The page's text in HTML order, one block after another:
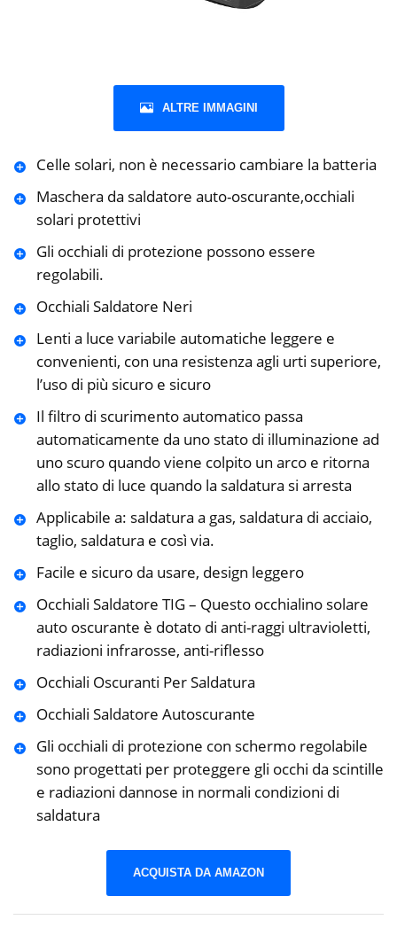
ALTRE IMMAGINI
Celle solari, non è necessario cambiare la batteria
Maschera da saldatore auto-oscurante,occhiali
solari protettivi
Gli occhiali di protezione possono essere
regolabili.
Occhiali Saldatore Neri
Lenti a luce variabile automatiche leggere e
convenienti, con una resistenza agli urti superiore,
l’uso di più sicuro e sicuro
Il filtro di scurimento automatico passa
automaticamente da uno stato di illuminazione ad
uno scuro quando viene colpito un arco e ritorna
allo stato di luce quando la saldatura si arresta
Applicabile a: saldatura a gas, saldatura di acciaio,
taglio, saldatura e così via.
Facile e sicuro da usare, design leggero
Occhiali Saldatore TIG – Questo occhialino solare
auto oscurante è dotato di anti-raggi ultravioletti,
radiazioni infrarosse, anti-riflesso
Occhiali Oscuranti Per Saldatura
Occhiali Saldatore Autoscurante
Gli occhiali di protezione con schermo regolabile
sono progettati per proteggere gli occhi da scintille
e radiazioni dannose in normali condizioni di
saldatura
ACQUISTA DA AMAZON